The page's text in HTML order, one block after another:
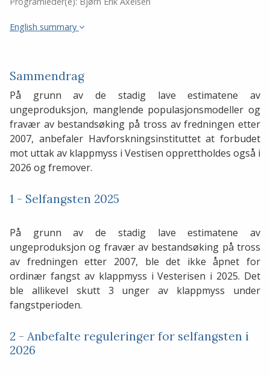
English summary
Sammendrag
På grunn av de stadig lave estimatene av
ungeproduksjon, manglende populasjonsmodeller og
fravær av bestandsøking på tross av fredningen etter
2007, anbefaler Havforskningsinstituttet at forbudet
mot uttak av klappmyss i Vestisen opprettholdes også i
2026 og fremover.
1 - Selfangsten 2025
På grunn av de stadig lave estimatene av
ungeproduksjon og fravær av bestandsøking på tross
av fredningen etter 2007, ble det ikke åpnet for
ordinær fangst av klappmyss i Vesterisen i 2025. Det
ble allikevel skutt 3 unger av klappmyss under
fangstperioden.
2 - Anbefalte reguleringer for selfangsten i
2026